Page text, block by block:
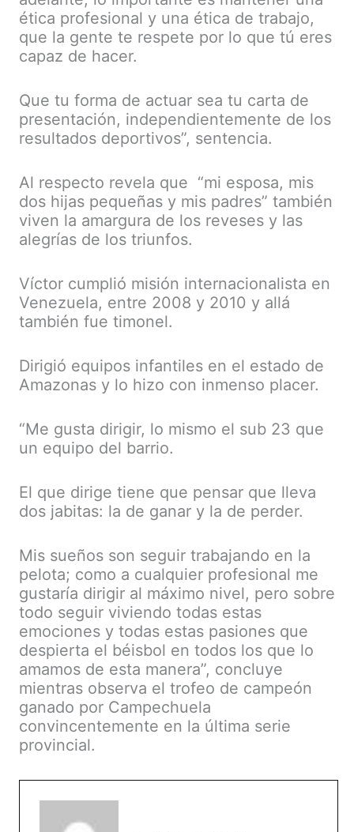
ética profesional y una ética de trabajo,
que la gente te respete por lo que tú eres
capaz de hacer.
Que tu forma de actuar sea tu carta de
presentación, independientemente de los
resultados deportivos”, sentencia.
Al respecto revela que “mi esposa, mis
dos hijas pequeñas y mis padres” también
viven la amargura de los reveses y las
alegrías de los triunfos.
Víctor cumplió misión internacionalista en
Venezuela, entre 2008 y 2010 y allá
también fue timonel.
Dirigió equipos infantiles en el estado de
Amazonas y lo hizo con inmenso placer.
“Me gusta dirigir, lo mismo el sub 23 que
un equipo del barrio.
El que dirige tiene que pensar que lleva
dos jabitas: la de ganar y la de perder.
Mis sueños son seguir trabajando en la
pelota; como a cualquier profesional me
gustaría dirigir al máximo nivel, pero sobre
todo seguir viviendo todas estas
emociones y todas estas pasiones que
despierta el béisbol en todos los que lo
amamos de esta manera”, concluye
mientras observa el trofeo de campeón
ganado por Campechuela
convincentemente en la última serie
provincial.